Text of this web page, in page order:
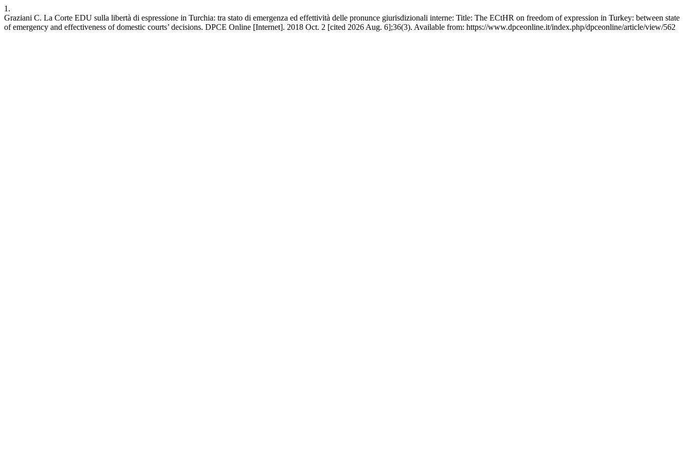
1.
Graziani C. La Corte EDU sulla libertà di espressione in Turchia: tra stato di emergenza ed effettività delle pronunce giurisdizionali interne: Title: The ECtHR on freedom of expression in Turkey: between state
of emergency and effectiveness of domestic courts’ decisions. DPCE Online [Internet]. 2018 Oct. 2 [cited 2026 Aug. 6];36(3). Available from: https://www.dpceonline.it/index.php/dpceonline/article/view/562